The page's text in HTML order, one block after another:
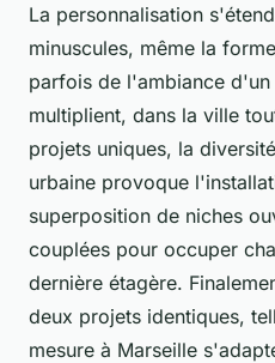
La personnalisation
minuscules, même la
parfois de l'ambiance
multiplient, dans la ville
projets uniques, la
urbaine provoque
superposition de niches
couplées pour occuper
dernière étagère.
deux projets identiques,
mesure à Marseille